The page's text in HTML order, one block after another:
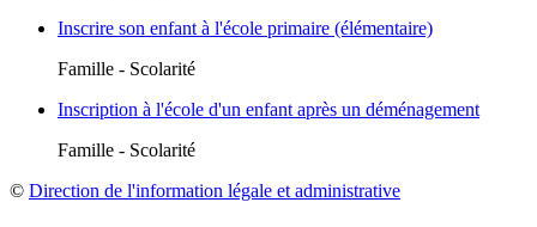
Inscrire son enfant à l'école primaire (élémentaire)
Famille - Scolarité
Inscription à l'école d'un enfant après un déménagement
Famille - Scolarité
© Direction de l'information légale et administrative